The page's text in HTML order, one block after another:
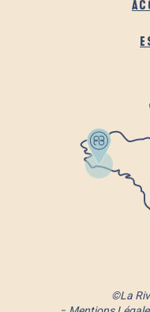
©La